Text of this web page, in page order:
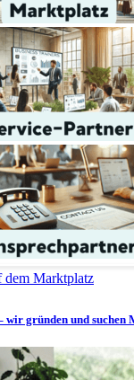
dem Marktplatz
wir gründen und